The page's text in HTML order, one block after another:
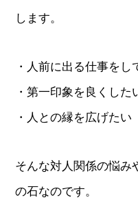
します。
・人前に出る仕事をし
・第一印象を良くした
・人との縁を広げたい
そんな対人関係の悩み
の石なのです。